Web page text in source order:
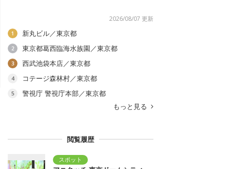
2026/08/07 更新
1 新丸ビル／東京都
2 東京都葛西臨海水族園／東京都
3 西武池袋本店／東京都
4 コテージ森林村／東京都
5
警視庁 警視庁本部／東京都
もっと見る
閲覧履歴